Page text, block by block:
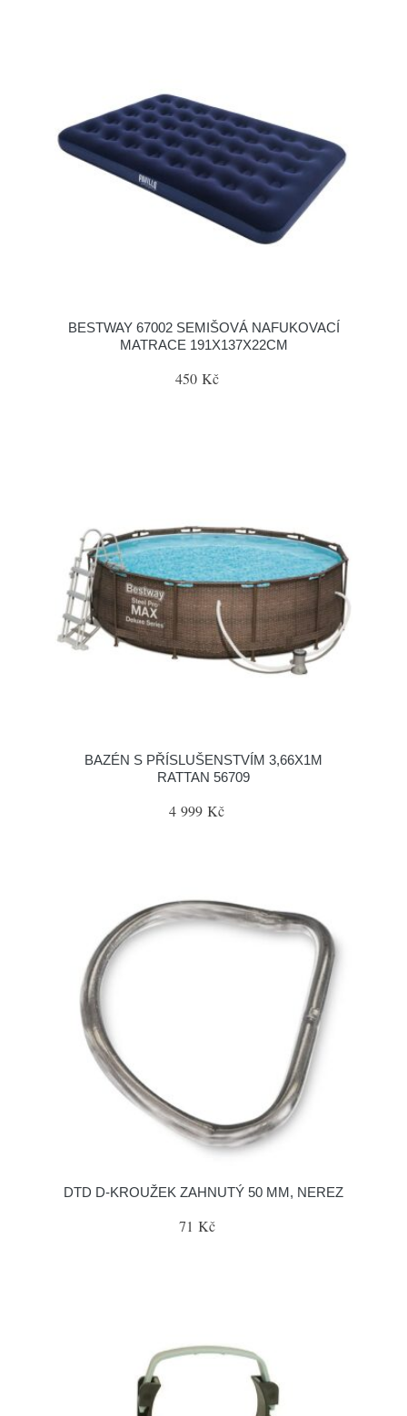
BESTWAY 67002 SEMIŠOVÁ NAFUKOVACÍ
MATRACE 191X137X22CM
450 Kč
BAZÉN S PŘÍSLUŠENSTVÍM 3,66X1M
RATTAN 56709
4 999 Kč
DTD D-KROUŽEK ZAHNUTÝ 50 MM, NEREZ
71 Kč